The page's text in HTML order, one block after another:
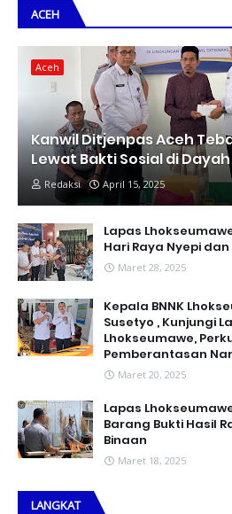
ACEH
Aceh
Kanwil Ditjenpas Aceh
Lewat Bakti Sosial di
Redaksi April 15, 2025
Lapas
Hari Raya Nyepi
Maret 28, 2025
Kepala BNNK
Susetyo , Kunjungi
Lhokseumawe,
Pemberantasan
Maret 20, 2025
Lapas
Barang Bukti Hasil
Binaan
Maret 18, 2025
LANGKAT